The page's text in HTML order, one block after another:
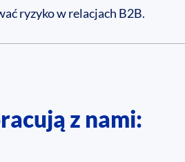
ryzyko w relacjach B2B.
z nami: